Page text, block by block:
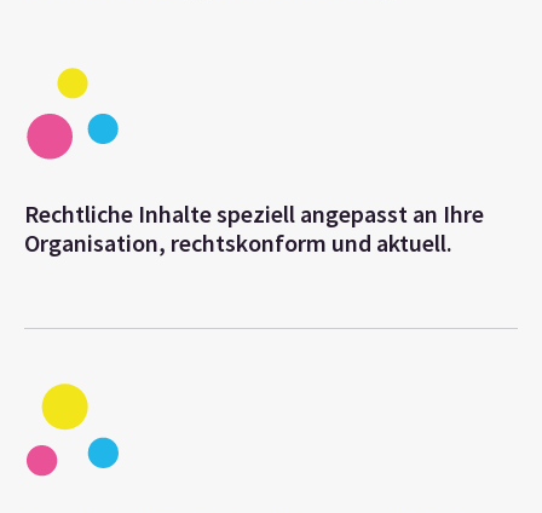
Rechtliche Inhalte speziell angepasst an Ihre
Organisation, rechtskonform und aktuell.